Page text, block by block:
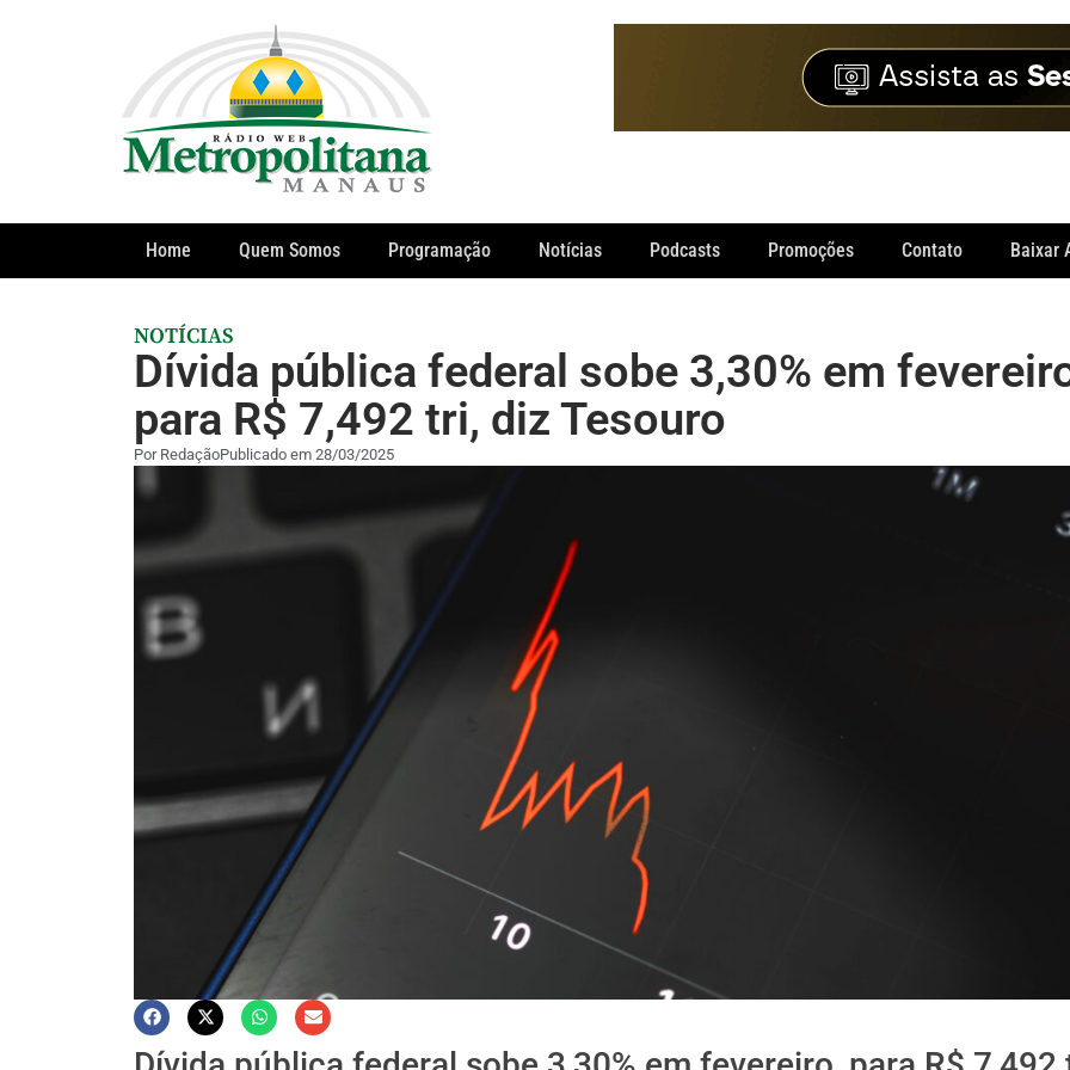
Home Quem Somos Programação Notícias Podcasts Promoções Contato Baixar
NOTÍCIAS
Dívida pública federal sobe 3,30% em
para R$ 7,492 tri, diz Tesouro
PorRedaçãoPublicado em 28/03/2025